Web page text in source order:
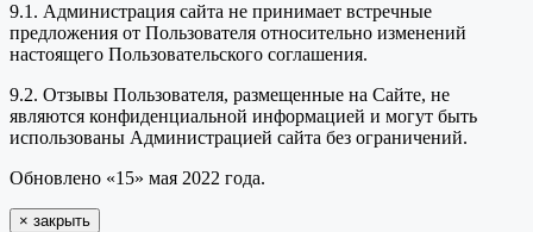
9.1. Администрация сайта не принимает встречные
предложения от Пользователя относительно изменений
настоящего Пользовательского соглашения.
9.2. Отзывы Пользователя, размещенные на Сайте, не
являются конфиденциальной информацией и могут быть
использованы Администрацией сайта без ограничений.
Обновлено «15» мая 2022 года.
× закрыть